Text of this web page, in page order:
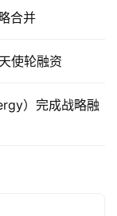
合并
使轮融资
）完成战略融